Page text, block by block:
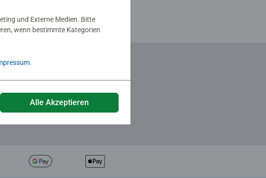
und Externe Medien. Bitte
wenn bestimmte Kategorien
.
Alle Akzeptieren